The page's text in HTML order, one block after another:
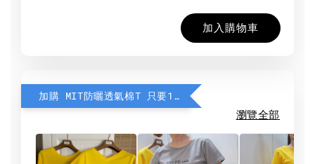
加入購物車
加購 MIT防曬透氣棉T 只要190元
瀏覽全部